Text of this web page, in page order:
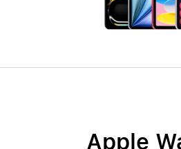
Apple